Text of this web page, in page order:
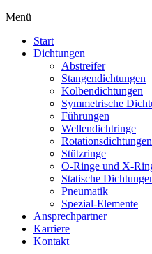
Menü
Start
Dichtungen
Abstreifer
Stangendichtungen
Kolbendichtungen
Symmetrische
Führungen
Wellendichtringe
Rotationsdichtungen
Stützringe
O-Ringe und X-
Statische
Pneumatik
Spezial-Elemente
Ansprechpartner
Karriere
Kontakt